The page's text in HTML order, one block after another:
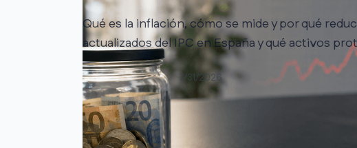
Qué es la inflación, cómo se mide y por qué
actualizados del IPC en España y qué activos
Enrique Rivero 7/31/2026
Leer artículo